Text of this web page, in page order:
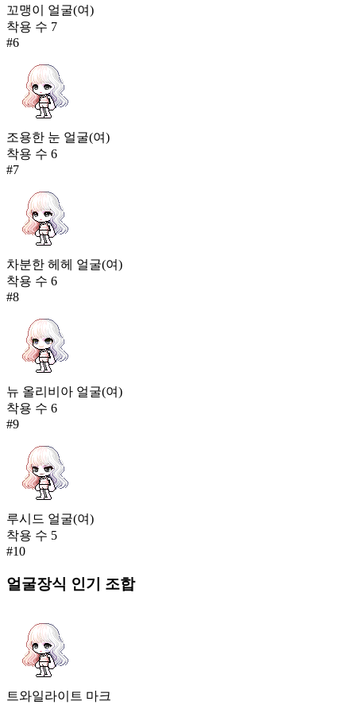
꼬맹이 얼굴(여)
착용 수 7
#6
조용한 눈 얼굴(여)
착용 수 6
#7
차분한 헤헤 얼굴(여)
착용 수 6
#8
뉴 올리비아 얼굴(여)
착용 수 6
#9
루시드 얼굴(여)
착용 수 5
#10
얼굴장식 인기 조합
트와일라이트 마크